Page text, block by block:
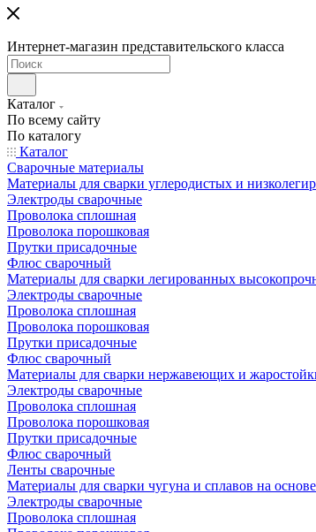
Интернет-магазин представительского класса
Каталог
По всему сайту
По каталогу
Каталог
Сварочные материалы
Материалы для сварки углеродистых и
Электроды сварочные
Проволока сплошная
Проволока порошковая
Прутки присадочные
Флюс сварочный
Материалы для сварки легированных
Электроды сварочные
Проволока сплошная
Проволока порошковая
Прутки присадочные
Флюс сварочный
Материалы для сварки нержавеющих и
Электроды сварочные
Проволока сплошная
Проволока порошковая
Прутки присадочные
Флюс сварочный
Ленты сварочные
Материалы для сварки чугуна и сплавов на
Электроды сварочные
Проволока сплошная